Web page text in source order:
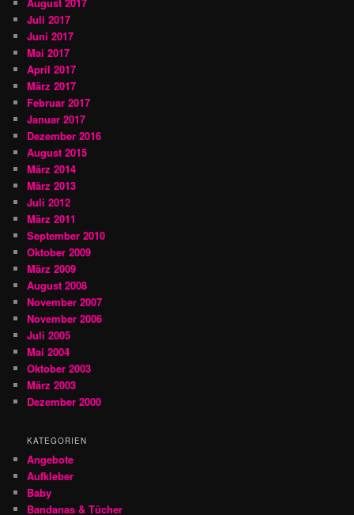
Juli 2017
Juni 2017
Mai 2017
April 2017
März 2017
Februar 2017
Januar 2017
Dezember 2016
August 2015
März 2014
März 2013
Juli 2012
März 2011
September 2010
Oktober 2009
März 2009
August 2008
November 2007
November 2006
Juli 2005
Mai 2004
Oktober 2003
März 2003
Dezember 2000
KATEGORIEN
Angebote
Aufkleber
Baby
Bandanas & Tücher